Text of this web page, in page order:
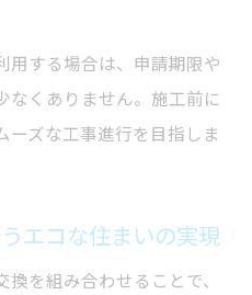
用する場合は、申請期限や
なくありません。施工前に
ーズな工事進行を目指しま
エコな住まいの実現
を組み合わせることで、